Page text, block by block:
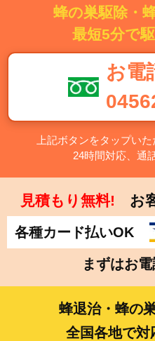
蜂の巣駆除・
最短5分で
お電
上記ボタンをタップい
24時間対応、通
見積もり無料! お
各種カード払いOK
まずはお
蜂退治・蜂の
全国各地で対